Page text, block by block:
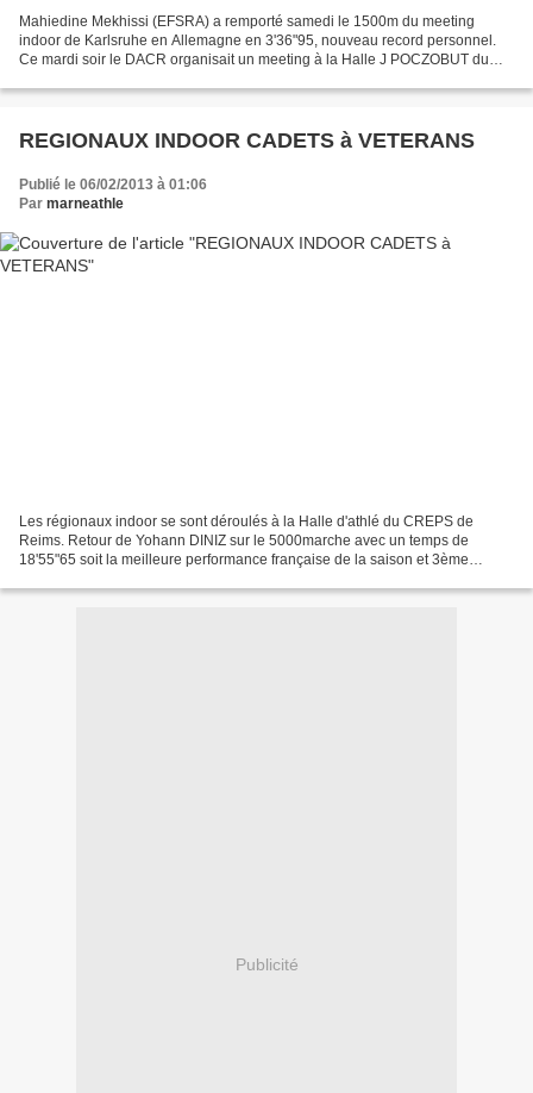
Mahiedine Mekhissi (EFSRA) a remporté samedi le 1500m du meeting
indoor de Karlsruhe en Allemagne en 3'36"95, nouveau record personnel.
Ce mardi soir le DACR organisait un meeting à la Halle J POCZOBUT du
REGIONAUX INDOOR CADETS à VETERANS
Publié le 06/02/2013 à 01:06
Par marneathle
Les régionaux indoor se sont déroulés à la Halle d'athlé du CREPS de
Reims. Retour de Yohann DINIZ sur le 5000marche avec un temps de
18'55"65 soit la meilleure performance française de la saison et 3ème
Publicité